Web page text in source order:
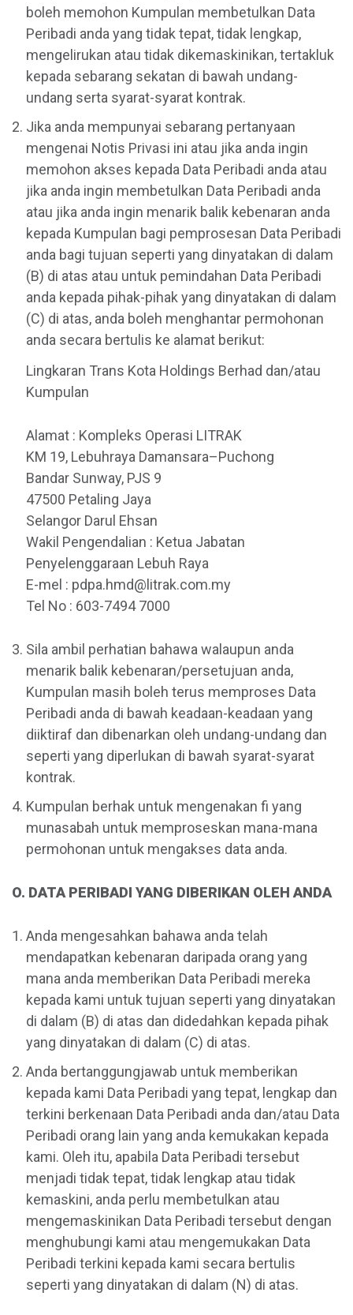
boleh memohon Kumpulan membetulkan Data
Peribadi anda yang tidak tepat, tidak lengkap,
mengelirukan atau tidak dikemaskinikan, tertakluk
kepada sebarang sekatan di bawah undang-
undang serta syarat-syarat kontrak.
Jika anda mempunyai sebarang pertanyaan
mengenai Notis Privasi ini atau jika anda ingin
memohon akses kepada Data Peribadi anda atau
jika anda ingin membetulkan Data Peribadi anda
atau jika anda ingin menarik balik kebenaran anda
kepada Kumpulan bagi pemprosesan Data Peribadi
anda bagi tujuan seperti yang dinyatakan di dalam
(B) di atas atau untuk pemindahan Data Peribadi
anda kepada pihak-pihak yang dinyatakan di dalam
(C) di atas, anda boleh menghantar permohonan
anda secara bertulis ke alamat berikut:
Lingkaran Trans Kota Holdings Berhad dan/atau
Kumpulan
Alamat : Kompleks Operasi LITRAK
KM 19, Lebuhraya Damansara–Puchong
Bandar Sunway, PJS 9
47500 Petaling Jaya
Selangor Darul Ehsan
Wakil Pengendalian : Ketua Jabatan
Penyelenggaraan Lebuh Raya
E-mel : pdpa.hmd@litrak.com.my
Tel No : 603-7494 7000
Sila ambil perhatian bahawa walaupun anda
menarik balik kebenaran/persetujuan anda,
Kumpulan masih boleh terus memproses Data
Peribadi anda di bawah keadaan-keadaan yang
diiktiraf dan dibenarkan oleh undang-undang dan
seperti yang diperlukan di bawah syarat-syarat
kontrak.
Kumpulan berhak untuk mengenakan fi yang
munasabah untuk memproseskan mana-mana
permohonan untuk mengakses data anda.
O. DATA PERIBADI YANG DIBERIKAN OLEH ANDA
Anda mengesahkan bahawa anda telah
mendapatkan kebenaran daripada orang yang
mana anda memberikan Data Peribadi mereka
kepada kami untuk tujuan seperti yang dinyatakan
di dalam (B) di atas dan didedahkan kepada pihak
yang dinyatakan di dalam (C) di atas.
Anda bertanggungjawab untuk memberikan
kepada kami Data Peribadi yang tepat, lengkap dan
terkini berkenaan Data Peribadi anda dan/atau Data
Peribadi orang lain yang anda kemukakan kepada
kami. Oleh itu, apabila Data Peribadi tersebut
menjadi tidak tepat, tidak lengkap atau tidak
kemaskini, anda perlu membetulkan atau
mengemaskinikan Data Peribadi tersebut dengan
menghubungi kami atau mengemukakan Data
Peribadi terkini kepada kami secara bertulis
seperti yang dinyatakan di dalam (N) di atas.